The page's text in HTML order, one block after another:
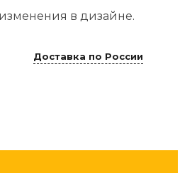
в дизайне.
Доставка по России